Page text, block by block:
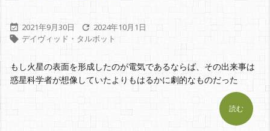
 2021年9月30日  2024年10月1日
 デイヴィッド・タルボット
もし火星の表面を形成したのが電気であるならば、その出来事は
惑星科学者が想像していたよりもはるかに劇的なものだった
読む